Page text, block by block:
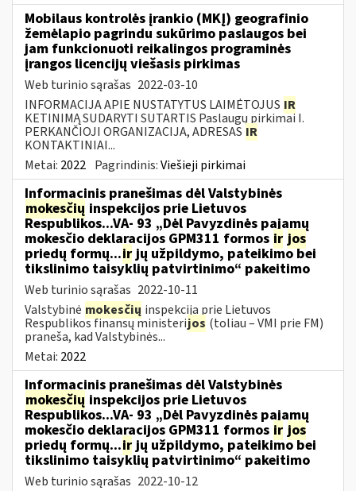
Mobilaus kontrolės įrankio (MKĮ) geografinio
žemėlapio pagrindu sukūrimo paslaugos bei
jam funkcionuoti reikalingos programinės
įrangos licencijų viešasis pirkimas
Web turinio sąrašas 2022-03-10
INFORMACIJA APIE NUSTATYTUS LAIMĖTOJUS IR
KETINIMĄ SUDARYTI SUTARTIS Paslaugų pirkimai I.
PERKANČIOJI ORGANIZACIJA, ADRESAS IR
KONTAKTINIAI...
Metai: 2022 Pagrindinis:Viešieji pirkimai
Informacinis pranešimas dėl Valstybinės
mokesčių inspekcijos prie Lietuvos
Respublikos...VA- 93 „Dėl Pavyzdinės pajamų
mokesčio deklaracijos GPM311 formos ir jos
priedų formų...irjų užpildymo, pateikimo bei
tikslinimo taisyklių patvirtinimo“ pakeitimo
Web turinio sąrašas 2022-10-11
Valstybinė mokesčių inspekcija prie Lietuvos
Respublikos finansų ministerijos (toliau – VMI prie FM)
praneša, kad Valstybinės...
Metai: 2022
Informacinis pranešimas dėl Valstybinės
mokesčių inspekcijos prie Lietuvos
Respublikos...VA- 93 „Dėl Pavyzdinės pajamų
mokesčio deklaracijos GPM311 formos ir jos
priedų formų...irjų užpildymo, pateikimo bei
tikslinimo taisyklių patvirtinimo“ pakeitimo
Web turinio sąrašas 2022-10-12